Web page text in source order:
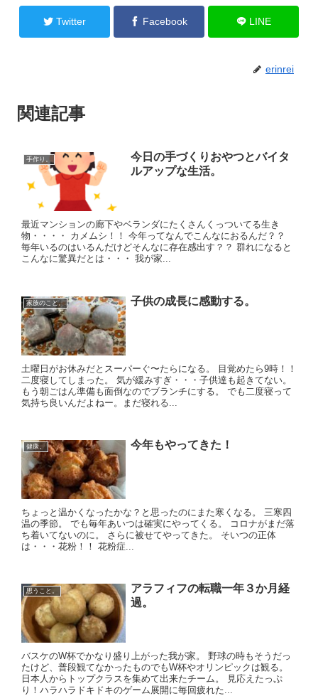
Twitter Facebook LINE
erinrei
関連記事
手作り。
今日の手づくりおやつとバイタ
ルアップな生活。
最近マンションの廊下やベランダにたくさんくっついてる生き
物・・・・ カメムシ！！ 今年ってなんでこんなにおるんだ？？
毎年いるのはいるんだけどそんなに存在感出す？？ 群れになると
こんなに驚異だとは・・・ 我が家...
家族のこと。 子供の成長に感動する。
土曜日がお休みだとスーパーぐ〜たらになる。 目覚めたら9時！！
二度寝してしまった。 気が緩みすぎ・・・子供達も起きてない。
もう朝ごはん準備も面倒なのでブランチにする。 でも二度寝って
気持ち良いんだよねー。まだ寝れる...
健康。 今年もやってきた！
ちょっと温かくなったかな？と思ったのにまた寒くなる。 三寒四
温の季節。 でも毎年あいつは確実にやってくる。 コロナがまだ落
ち着いてないのに。 さらに被せてやってきた。 そいつの正体
は・・・花粉！！ 花粉症...
思うこと。
アラフィフの転職一年３か月経
過。
バスケのW杯でかなり盛り上がった我が家。 野球の時もそうだっ
たけど、普段観てなかったものでもW杯やオリンピックは観る。
日本人からトップクラスを集めて出来たチーム。 見応えたっぷ
り！ハラハラドキドキのゲーム展開に毎回疲れた...